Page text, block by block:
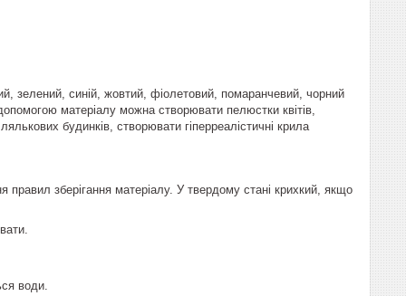
зелений, синій, жовтий, фіолетовий, помаранчевий, чорний
матеріалу можна створювати пелюстки квітів,
будинків, створювати гіперреалістичні крила
правил зберігання матеріалу. У твердому стані крихкий, якщо
води.